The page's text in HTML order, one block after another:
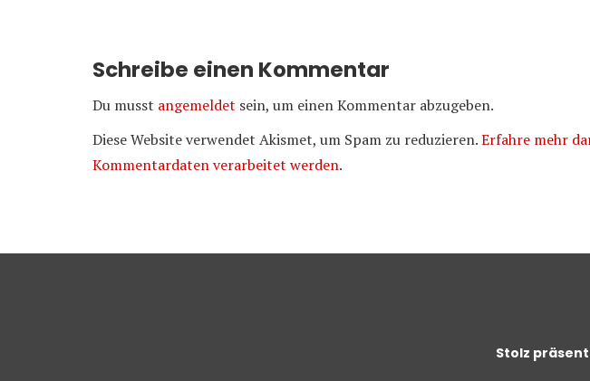
Schreibe einen Kommentar
Du musst angemeldet sein, um einen Kommentar abzugeben.
Diese Website verwendet Akismet, um Spam zu reduzieren.Erfahre mehr
Kommentardaten verarbeitet werden.
Stolz